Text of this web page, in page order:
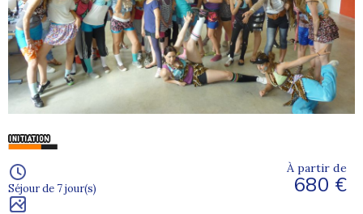
Séjour de 7 jour(s)
À partir de
680 €